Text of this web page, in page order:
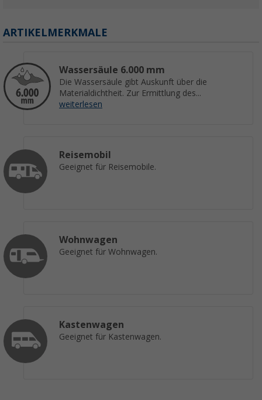
ARTIKELMERKMALE
Wassersäule 6.000 mm
Die Wassersäule gibt Auskunft über die
Materialdichtheit. Zur Ermittlung des...
weiterlesen
Reisemobil
Geeignet für Reisemobile.
Wohnwagen
Geeignet für Wohnwagen.
Kastenwagen
Geeignet für Kastenwagen.